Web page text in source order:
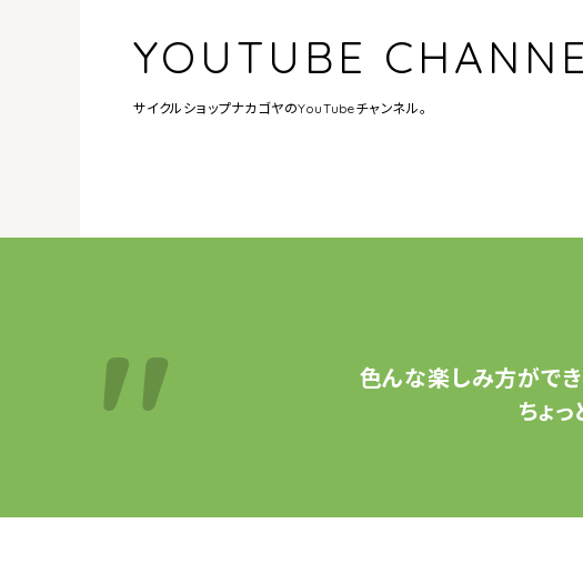
YOUTUBE
サイクルショップナカゴヤのYouTubeチャンネル。
色んな楽しみ方がで
ちょ